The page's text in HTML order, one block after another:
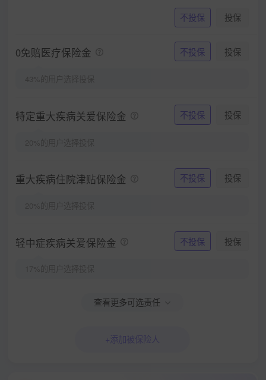
不投保 投保
0免赔医疗保险金 不投保 投保
特定重大疾病关爱保险金 不投保 投保
重大疾病住院津贴保险金 不投保 投保
轻中症疾病关爱保险金 不投保 投保
查看更多可选责任
+添加被保险人